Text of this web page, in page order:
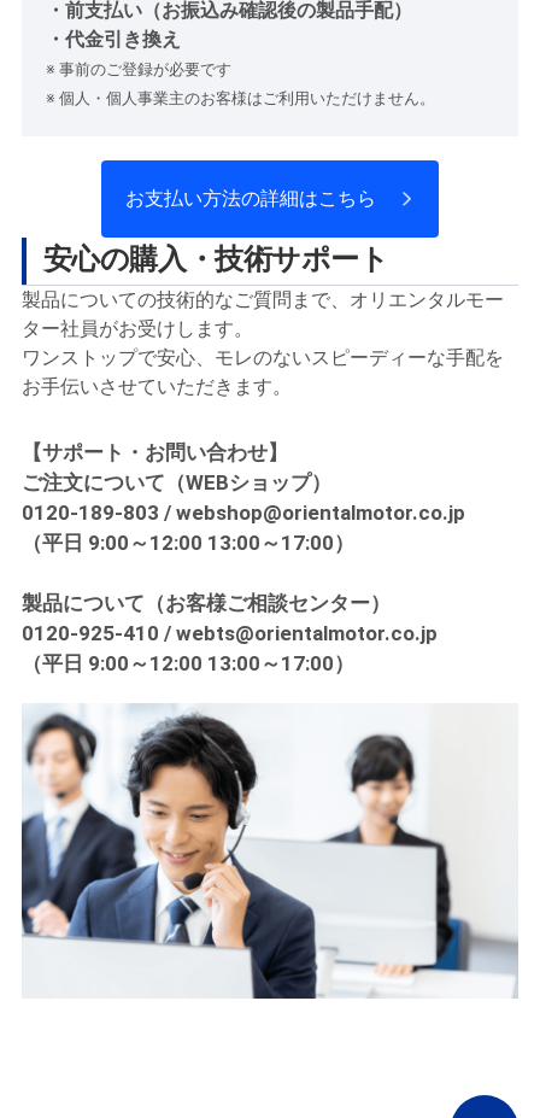
・前支払い（お振込み確認後の製品手配）
・代金引き換え
※ 事前のご登録が必要です
※ 個人・個人事業主のお客様はご利用いただけません。
お支払い方法の詳細はこちら
安心の購入・技術サポート
製品についての技術的なご質問まで、オリエンタルモー
ター社員がお受けします。
ワンストップで安心、モレのないスピーディーな手配を
お手伝いさせていただきます。
【サポート・お問い合わせ】
ご注文について（WEBショップ）
0120-189-803 / webshop@orientalmotor.co.jp
（平日 9:00～12:00 13:00～17:00）
製品について（お客様ご相談センター）
0120-925-410 / webts@orientalmotor.co.jp
（平日 9:00～12:00 13:00～17:00）